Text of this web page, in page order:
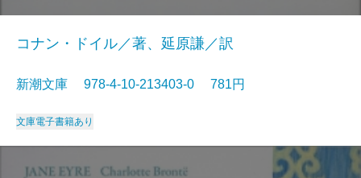
コナン・ドイル／著、延原謙／訳
新潮文庫 978-4-10-213403-0 781円
文庫電子書籍あり